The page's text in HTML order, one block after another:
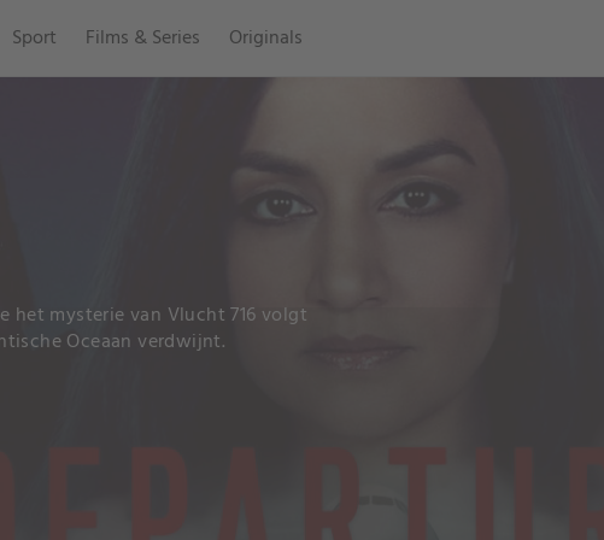
Sport Films & Series Originals
het mysterie van Vlucht 716 volgt
Oceaan verdwijnt.